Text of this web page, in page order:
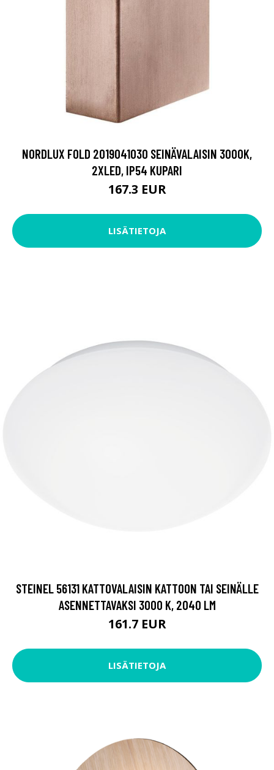
NORDLUX FOLD 2019041030 SEINÄVALAISIN 3000K,
2XLED, IP54 KUPARI
167.3 EUR
LISÄTIETOJA
STEINEL 56131 KATTOVALAISIN KATTOON TAI SEINÄLLE
ASENNETTAVAKSI 3000 K, 2040 LM
161.7 EUR
LISÄTIETOJA